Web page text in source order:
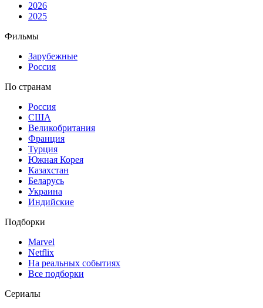
2026
2025
Фильмы
Зарубежные
Россия
По странам
Россия
США
Великобритания
Франция
Турция
Южная Корея
Казахстан
Беларусь
Украина
Индийские
Подборки
Marvel
Netflix
На реальных событиях
Все подборки
Сериалы